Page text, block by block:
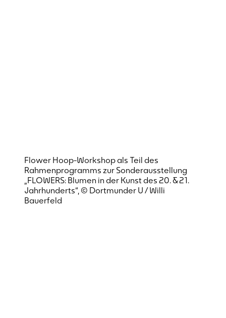
Flower Hoop-Workshop als Teil des
Rahmenprogramms zur Sonderausstellung
„FLOWERS: Blumen in der Kunst des 20. & 21.
Jahrhunderts“, © Dortmunder U / Willi
Bauerfeld